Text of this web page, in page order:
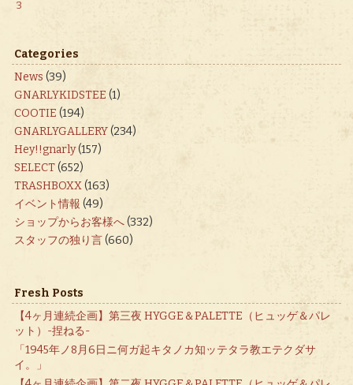
3
Categories
News (39)
GNARLYKIDSTEE (1)
COOTIE (194)
GNARLYGALLERY(234)
Hey!!gnarly(157)
SELECT(652)
TRASHBOXX(163)
イベント情報 (49)
ショップからお客様へ(332)
スタッフの独り言(660)
Fresh Posts
【4ヶ月連続企画】第三夜 HYGGE＆PALETTE（ヒュッゲ＆パレ
ット）-捏ねる-
「1945年ノ8月6日ニ何ガ起キタノカ知ッテタラ教エテクダサ
イ。」